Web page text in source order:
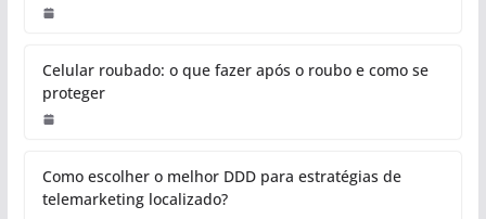
Celular roubado: o que fazer após o roubo e como se
proteger
Como escolher o melhor DDD para estratégias de
telemarketing localizado?